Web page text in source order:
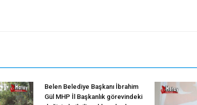
Belen Belediye Başkanı İbrahim
Gül MHP İl Başkanlık görevindeki